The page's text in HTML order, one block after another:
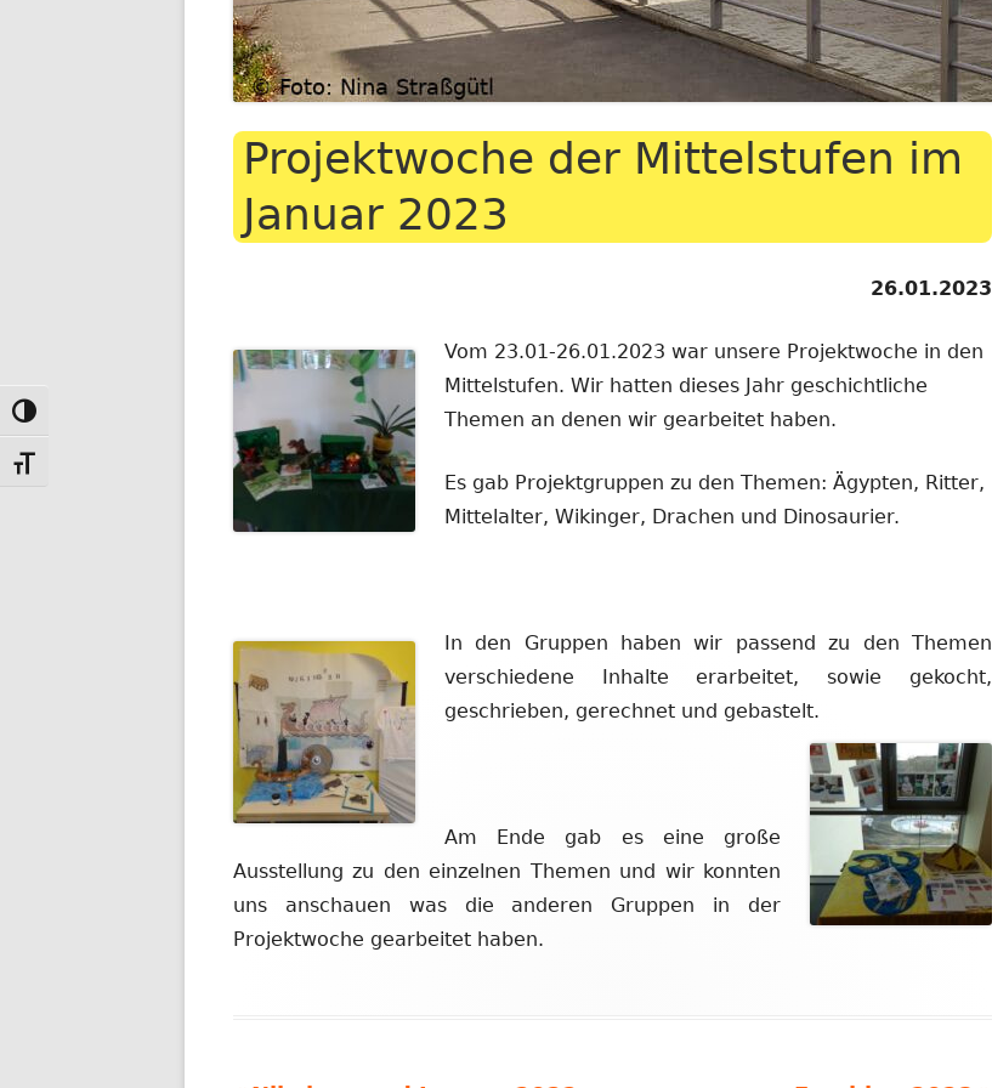
Toggle High Contrast
Toggle Font size
SCHULSOZIALARBEIT
ERGÄNZENDE BETREUUNG
KINDERSCHUTZ
SCHULPROGRAMM UND
SCHULORDNUNG UND
SCHULPROFIL
Projektwoche der Mittelstufen im
Januar 2023
26.01.2023
Vom 23.01-26.01.2023 war unsere Projektwoche in den
Mittelstufen. Wir hatten dieses Jahr geschichtliche
Themen an denen wir gearbeitet haben.
Es gab Projektgruppen zu den Themen: Ägypten, Ritter,
Mittelalter, Wikinger, Drachen und Dinosaurier.
In den Gruppen haben wir passend zu den Themen
verschiedene Inhalte erarbeitet, sowie gekocht,
geschrieben, gerechnet und gebastelt.
Am Ende gab es eine große
Ausstellung zu den einzelnen Themen und wir konnten
uns anschauen was die anderen Gruppen in der
Projektwoche gearbeitet haben.